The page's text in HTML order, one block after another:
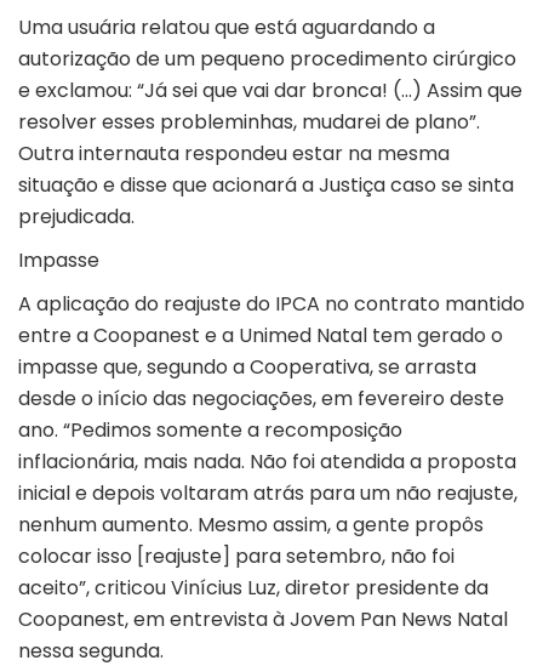
Uma usuária relatou que está aguardando a
autorização de um pequeno procedimento cirúrgico
e exclamou: “Já sei que vai dar bronca! (…) Assim que
resolver esses probleminhas, mudarei de plano”.
Outra internauta respondeu estar na mesma
situação e disse que acionará a Justiça caso se sinta
prejudicada.
Impasse
A aplicação do reajuste do IPCA no contrato mantido
entre a Coopanest e a Unimed Natal tem gerado o
impasse que, segundo a Cooperativa, se arrasta
desde o início das negociações, em fevereiro deste
ano. “Pedimos somente a recomposição
inflacionária, mais nada. Não foi atendida a proposta
inicial e depois voltaram atrás para um não reajuste,
nenhum aumento. Mesmo assim, a gente propôs
colocar isso [reajuste] para setembro, não foi
aceito”, criticou Vinícius Luz, diretor presidente da
Coopanest, em entrevista à Jovem Pan News Natal
nessa segunda.